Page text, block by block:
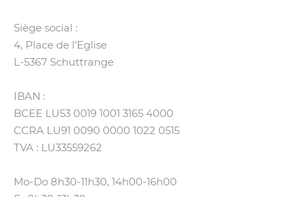
Siège social :
4, Place de l’Eglise
L‑5367 Schuttrange
IBAN :
BCEE LU53 0019 1001 3165 4000
CCRA LU91 0090 0000 1022 0515
TVA : LU33559262
Mo-Do 8h30-11h30, 14h00-16h00